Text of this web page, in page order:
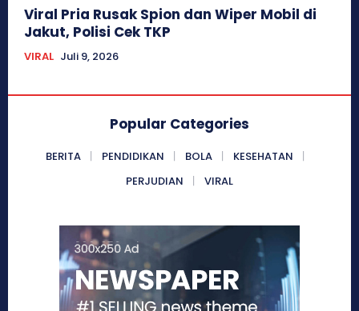
Viral Pria Rusak Spion dan Wiper Mobil di
Jakut, Polisi Cek TKP
VIRAL Juli 9, 2026
Popular Categories
BERITA PENDIDIKAN BOLA
KESEHATAN
PERJUDIAN
VIRAL